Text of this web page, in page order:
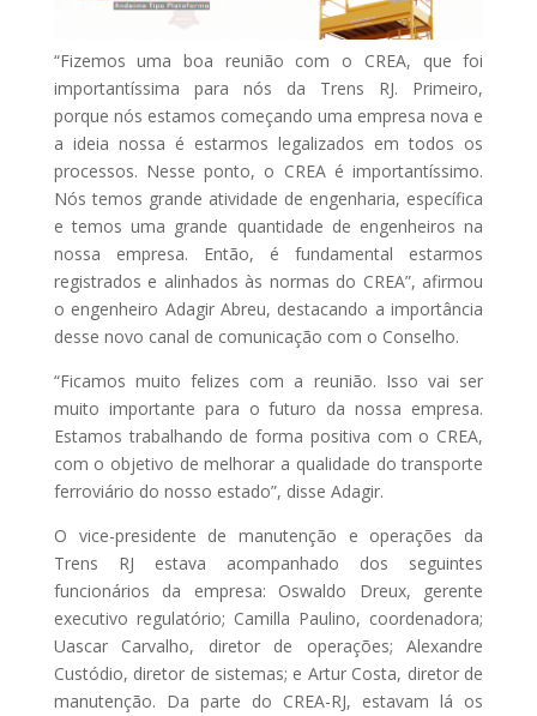
“Fizemos uma boa reunião com o CREA, que foi
importantíssima para nós da Trens RJ. Primeiro,
porque nós estamos começando uma empresa nova e
a ideia nossa é estarmos legalizados em todos os
processos. Nesse ponto, o CREA é importantíssimo.
Nós temos grande atividade de engenharia, específica
e temos uma grande quantidade de engenheiros na
nossa empresa. Então, é fundamental estarmos
registrados e alinhados às normas do CREA”, afirmou
o engenheiro Adagir Abreu, destacando a importância
desse novo canal de comunicação com o Conselho.
“Ficamos muito felizes com a reunião. Isso vai ser
muito importante para o futuro da nossa empresa.
Estamos trabalhando de forma positiva com o CREA,
com o objetivo de melhorar a qualidade do transporte
ferroviário do nosso estado”, disse Adagir.
O vice-presidente de manutenção e operações da
Trens RJ estava acompanhado dos seguintes
funcionários da empresa: Oswaldo Dreux, gerente
executivo regulatório; Camilla Paulino, coordenadora;
Uascar Carvalho, diretor de operações; Alexandre
Custódio, diretor de sistemas; e Artur Costa, diretor de
manutenção. Da parte do CREA-RJ, estavam lá os